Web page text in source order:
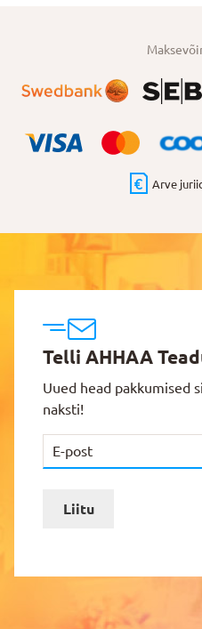
Arve
Telli AHHAA
Uued head pakkumised
naksti!
Liitu